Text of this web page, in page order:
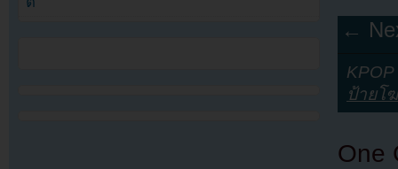
←
ป้ายโ
One